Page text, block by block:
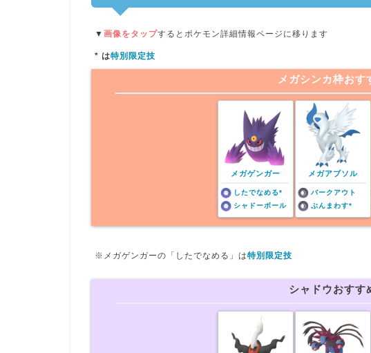
▼ 画像をタップするとポケモン詳細情報ページに移ります
* は特別限定技
メガシンカ枠おす
メガゲンガー
したでなめる*
シャドーボール
メガアブソル
バークアウト
ぶんまわす*
※ メガゲンガーの「したでなめる」は特別限定技
シャドウおすす